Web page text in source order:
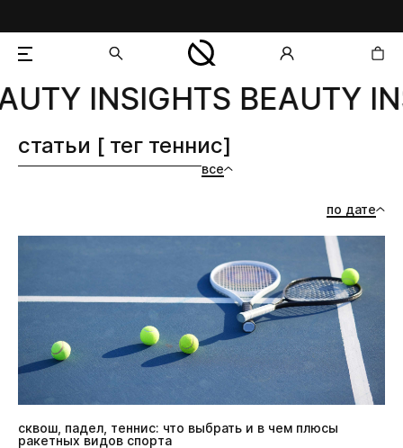
добавлен в корзину
INSIGHTS BEAUTY
все
статьи [ тег теннис]
по дате
сквош, падел, теннис: что выбрать и в чем плюсы
ракетных видов спорта